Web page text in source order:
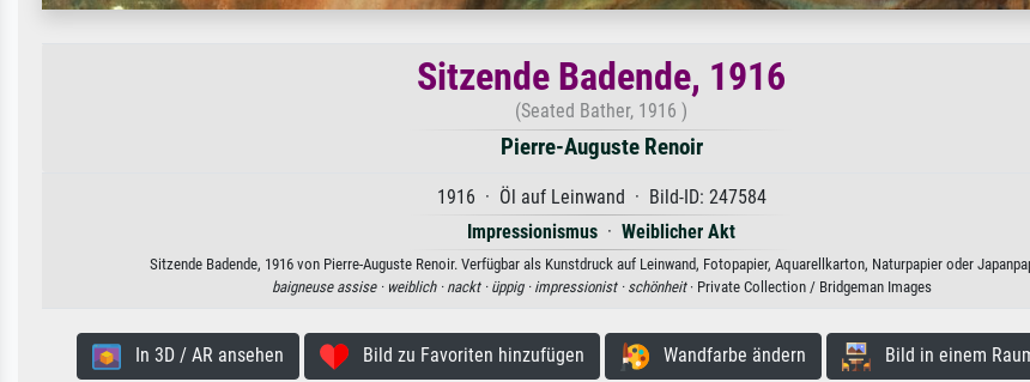
Sitzende Badende, 1916
(Seated Bather, 1916 )
Pierre-Auguste Renoir
1916 · Öl auf Leinwand · Bild-ID: 247584
Impressionismus · Weiblicher Akt
Sitzende Badende, 1916 von Pierre-Auguste Renoir. Verfügbar als Kunstdruck auf Leinwand, Fotopapier, Aquarellkarton, Naturpapier oder
baigneuse assise · weiblich · nackt · üppig · impressionist · schönheit· Private Collection / Bridgeman Images
In 3D / AR ansehen Bild zu Favoriten hinzufügen Wandfarbe ändern Bild in einem